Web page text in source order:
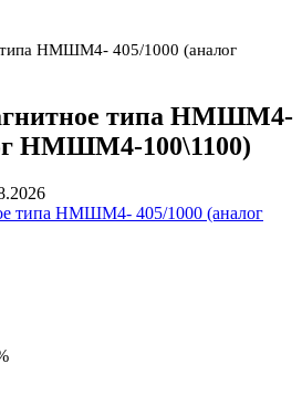
типа НМШМ4- 405/1000 (аналог
типа НМШМ4-
НМШМ4-100\1100)